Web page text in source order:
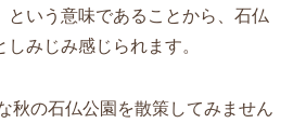
という意味であることから、石仏
みじみ感じられます。
秋の石仏公園を散策してみません